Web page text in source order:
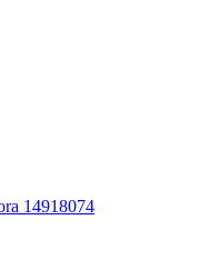
14918074